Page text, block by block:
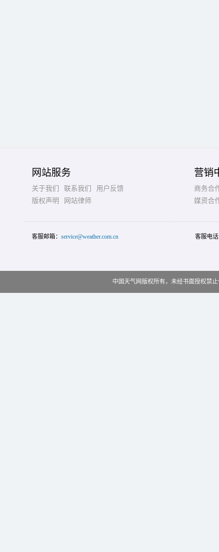
网站服务
关于我们 联系我们
用户反馈
版权声明
网站律师
营销
商务合
媒资合
客服邮箱： service@weather.com.cn 客服电
中国天气网版权所有，未经书面授权